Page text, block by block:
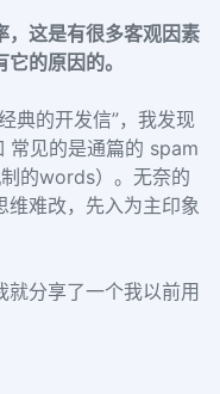
，这是有很多客观因素
的原因的。
典的开发信”，我发现
常见的是通篇的 spam
的words）。无奈的
维难改，先入为主印象
就分享了一个我以前用